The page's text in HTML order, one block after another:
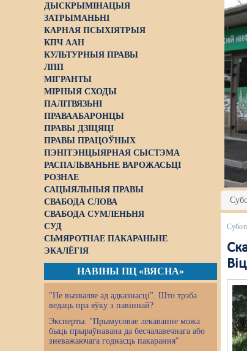
ДЫСКРЫМІНАЦЫЯ
ЗАТРЫМАНЬНІ
КАРНАЯ ПСЫХІЯТРЫЯ
КПЧ ААН
КУЛЬТУРНЫЯ ПРАВЫ
ЛПП
МІГРАНТЫ
МІРНЫЯ СХОДЫ
ПАЛІТВЯЗЬНІ
ПРАВААБАРОНЦЫ
ПРАВЫ ДЗІЦЯЦІ
ПРАВЫ ПРАЦОЎНЫХ
ПЭНІТЭНЦЫЯРНАЯ СЫСТЭМА
РАСПАЛЬВАНЬНЕ ВАРОЖАСЬЦІ
РОЗНАЕ
САЦЫЯЛЬНЫЯ ПРАВЫ
СВАБОДА СЛОВА
СВАБОДА СУМЛЕНЬНЯ
СУД
СЬМЯРОТНАЕ ПАКАРАНЬНЕ
ЭКАЛЁГІЯ
НАВІНЫ ПЦ «ВЯСНА»
"Не вызваляе ад адказнасці". Што трэба
ведаць пра яўку з павіннай?
Эксперты: "Прымусовае лекаванне можа
быць прыраўнавана да бесчалавечнага або
зневажаючага годнасць пакарання"